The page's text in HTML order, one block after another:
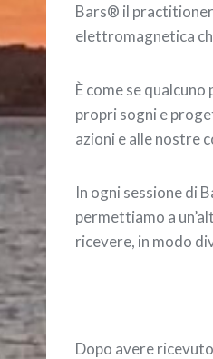
Bars® il practitioner
elettromagnetica
È come se
propri sogni e
azioni e alle nostre
In ogni sessione di
permettiamo a
ricevere, in modo
Dopo avere